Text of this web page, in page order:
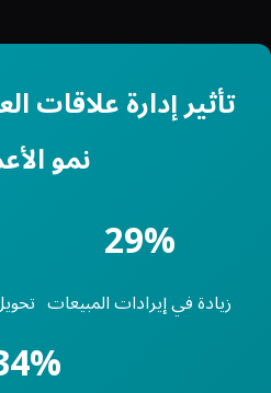
نمو
29%
زيادة في إيرادات المبيعات